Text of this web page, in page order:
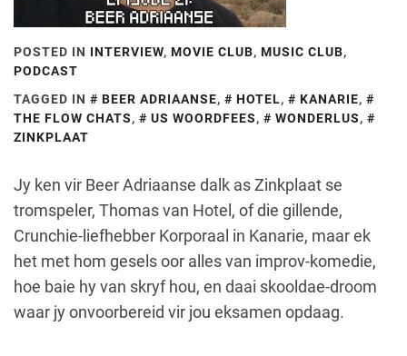
POSTED IN INTERVIEW, MOVIE CLUB, MUSIC CLUB,
PODCAST
TAGGED IN
BEER ADRIAANSE, HOTEL, KANARIE,
THE FLOW CHATS, US WOORDFEES, WONDERLUS,
ZINKPLAAT
Jy ken vir Beer Adriaanse dalk as Zinkplaat se
tromspeler, Thomas van Hotel, of die gillende,
Crunchie-liefhebber Korporaal in Kanarie, maar ek
het met hom gesels oor alles van improv-komedie,
hoe baie hy van skryf hou, en daai skooldae-droom
waar jy onvoorbereid vir jou eksamen opdaag.